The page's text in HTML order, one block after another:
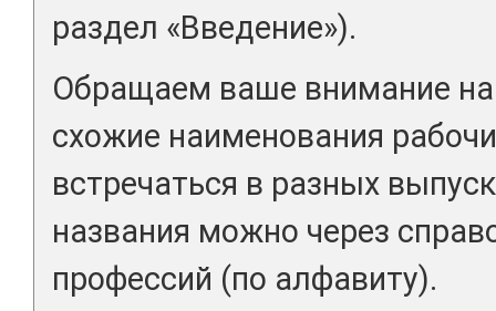
раздел «Введение»).
Обращаем ваше внимание на
схожие наименования
встречаться в разных
названия можно через
профессий (по алфавиту).